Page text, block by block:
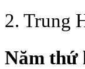
2. Trung
Năm thứ